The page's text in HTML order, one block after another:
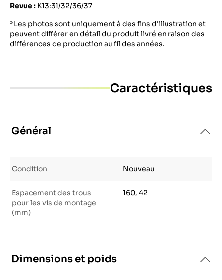
Revue : K13:31/32/36/37
*Les photos sont uniquement à des fins d'illustration et
peuvent différer en détail du produit livré en raison des
différences de production au fil des années.
Caractéristiques
Général
Condition Nouveau
Espacement des trous
pour les vis de montage
(mm)
160, 42
Dimensions et poids